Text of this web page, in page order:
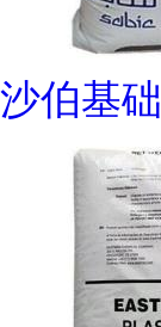
沙伯基